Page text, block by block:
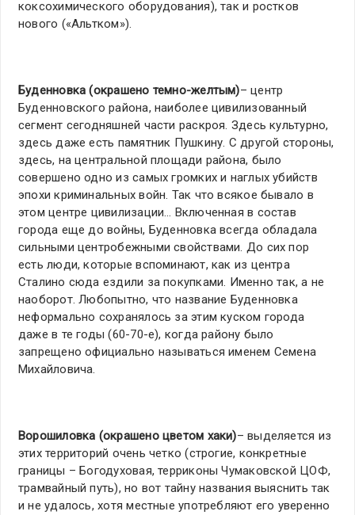
коксохимического оборудования), так и ростков
нового («Альтком»).
Буденновка (окрашено темно-желтым)– центр
Буденновского района, наиболее цивилизованный
сегмент сегодняшней части раскроя. Здесь культурно,
здесь даже есть памятник Пушкину. С другой стороны,
здесь, на центральной площади района, было
совершено одно из самых громких и наглых убийств
эпохи криминальных войн. Так что всякое бывало в
этом центре цивилизации… Включенная в состав
города еще до войны, Буденновка всегда обладала
сильными центробежными свойствами. До сих пор
есть люди, которые вспоминают, как из центра
Сталино сюда ездили за покупками. Именно так, а не
наоборот. Любопытно, что название Буденновка
неформально сохранялось за этим куском города
даже в те годы (60-70-е), когда району было
запрещено официально называться именем Семена
Михайловича.
Ворошиловка (окрашено цветом хаки)– выделяется из
этих территорий очень четко (строгие, конкретные
границы – Богодуховая, терриконы Чумаковской ЦОФ,
трамвайный путь), но вот тайну названия выяснить так
и не удалось, хотя местные употребляют его уверенно